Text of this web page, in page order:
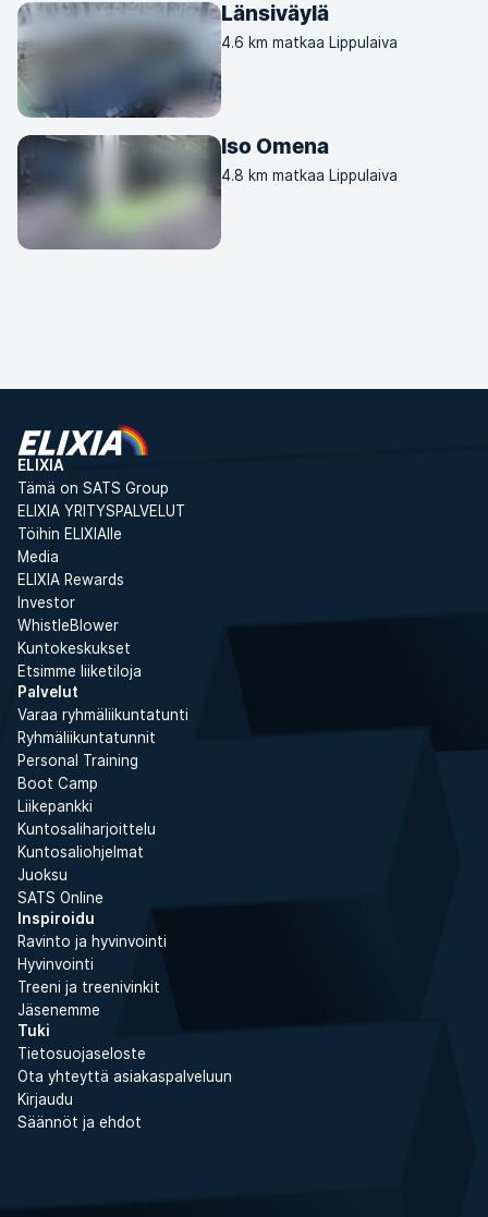
Länsiväylä
4.6 km matkaa Lippulaiva
Iso Omena
4.8 km matkaa Lippulaiva
💙
ELIXIA
Tämä on SATS Group
ELIXIA YRITYSPALVELUT
Töihin ELIXIAlle
Media
ELIXIA Rewards
Investor
WhistleBlower
Kuntokeskukset
Etsimme liiketiloja
Palvelut
Varaa ryhmäliikuntatunti
Ryhmäliikuntatunnit
Personal Training
Boot Camp
Liikepankki
Kuntosaliharjoittelu
Kuntosaliohjelmat
Juoksu
SATS Online
Inspiroidu
Ravinto ja hyvinvointi
Hyvinvointi
Treeni ja treenivinkit
Jäsenemme
Tuki
Tietosuojaseloste
Ota yhteyttä asiakaspalveluun
Kirjaudu
Säännöt ja ehdot